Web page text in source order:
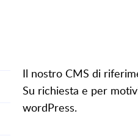
Il nostro CMS di
Su richiesta e per
wordPress.